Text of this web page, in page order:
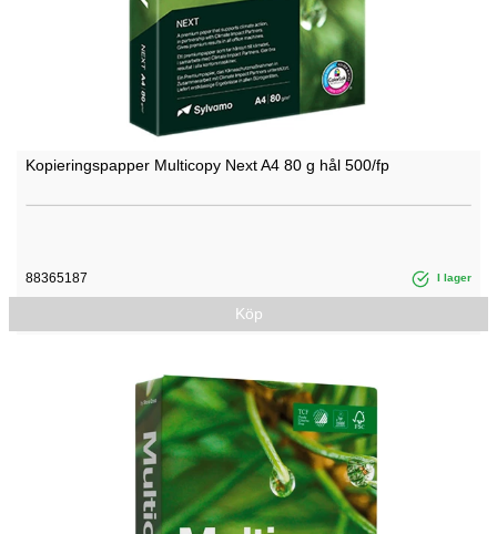
Kopieringspapper Multicopy Next A4 80 g hål 500/fp
88365187 I lager
Köp